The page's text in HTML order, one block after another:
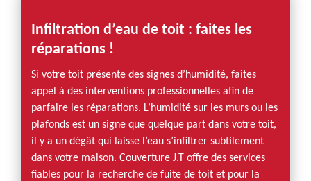
Infiltration d’eau de toit : faites les
réparations !
Si votre toit présente des signes d’humidité, faites
appel à des interventions professionnelles afin de
parfaire les réparations. L’humidité sur les murs ou les
plafonds est un signe que quelque part dans votre toit,
il y a un dégât qui laisse l’eau s’infiltrer subtilement
dans votre maison. Couverture J.T offre des services
fiables pour la recherche de fuite de toit et pour la